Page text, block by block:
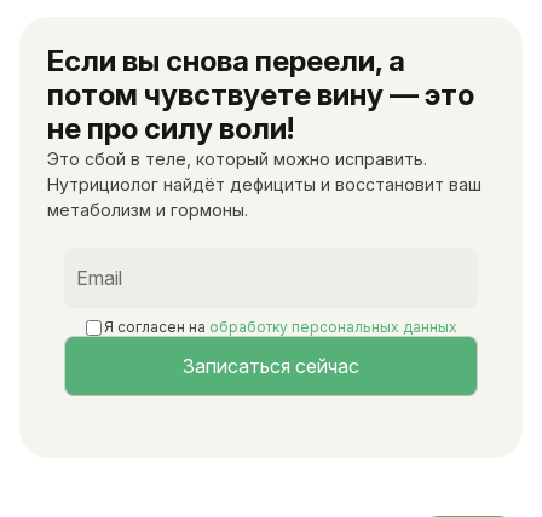
Если вы снова переели, а
потом чувствуете вину — это
не про силу воли!
Это сбой в теле, который можно исправить.
Нутрициолог найдёт дефициты и восстановит ваш
метаболизм и гормоны.
Я согласен на обработку персональных данных